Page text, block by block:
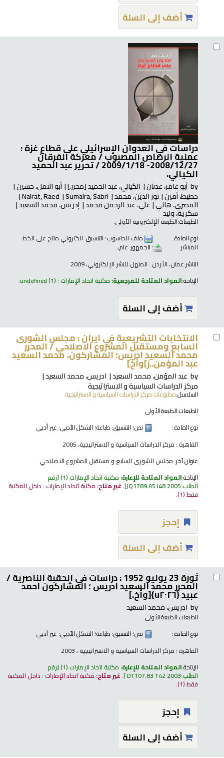
أضف إلى السلة
دراسات في العدوان الإسرائيلي على قطاع غزة :
عملية الرصاص المصبوب / معركة الفرقان
2008/12/27- 2009/1/18 / تحرير عبد الحميد
الكيالي.
by أبو عامر، عدنان الكيالي، عبد الحميد[محرر.] أبو النمل، حسين
حطيط، أمين نور الدين، محمد Sumaira, Sabri
Nairat, Raed
المصري، هاني علي، عبد الرحمن محمد إدريس، محمد السعيد
سكرية، وليد
الطبعات:الطبعة الإلكترونية الأولى.
نوع المادة :
ملف الحاسوب؛ التنسيق: الكتروني متاح على الخط
المباشر ؛ الجمهور: عام;
الناشر:عمان، الأردن : المنهل للنشر الإلكتروني، 2009
الإتاحة:المواد المتاحة للمرجعية: مكتبة اتحاد الإمارات : undefined(1).
أضف إلى السلة
الانتخابات التشريعية في ايران : مجلس الشورى
السابع ومستقبل المشروع الاصلاحي /المحرر
محمد السعيد ادريس؛ المشاركون، محمد السعيد
عبد المؤمن..ز]وأخ]
by عبد المؤمن، محمد السعيد ادريس، محمد السعيد
مركز الدراسات السياسية و الاستراتيجية
السلاسل:مطبوعات مركز الدراسات السياسية و الاستراتيجية
الطبعات:الطبعةالأولى
نوع المادة :
نص؛ التنسيق: طباعة؛ الشكل الأدبي: غير أدبي
القاهرة : مركز الدراسات السياسية و الاستراتيجية، 2005
عنوان آخر: مجلس الشورى السابع و مستقبل المشروع الاصلاحي
الإتاحة:المواد المتاحة للإعارة: مكتبة اتحاد الإمارات (1) رقم
الطلب:JQ1789.A5 I48 2005
.غير متاح: مكتبة اتحاد الإمارات : داخل المكتبة
فقط(1).
إحجز
أضف إلى السلة
ثورة 23 يوليو 1952 : دراسات في الحقبة الناصرية /
المحرر محمد السعيد ادريس ؛ المشاركون احمد
عبيد {u٢٠٢٦}[وأخ.]
by ادريس، محمد السعيد
الطبعات:الطبعةالأولى
نوع المادة :
نص؛ التنسيق: طباعة؛ الشكل الأدبي: غير أدبي
القاهرة : مركز الدراسات السياسية و الاستراتيجية ، 2003
الإتاحة:المواد المتاحة للإعارة: مكتبة اتحاد الإمارات (1) رقم
الطلب:DT107.83 T42 2003
.غير متاح: مكتبة اتحاد الإمارات : داخل المكتبة
فقط(1).
إحجز
أضف إلى السلة